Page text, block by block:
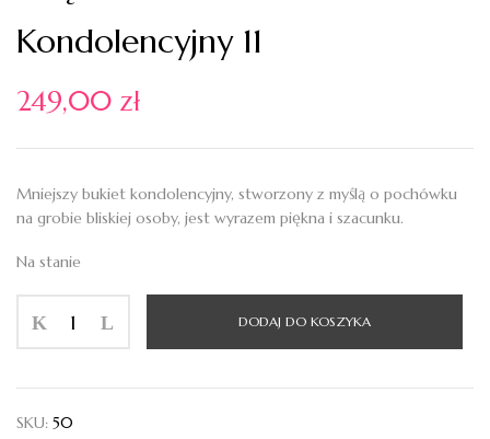
Kondolencyjny 11
249,00 zł
Mniejszy bukiet kondolencyjny, stworzony z myślą o pochówku
na grobie bliskiej osoby, jest wyrazem piękna i szacunku.
Na stanie
Wiązanka
Bukiet
DODAJ DO KOSZYKA
SKU: 50